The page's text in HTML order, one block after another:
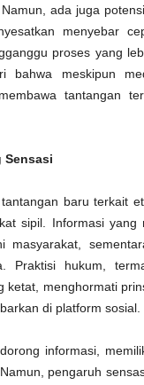
ada juga
menyebar
proses yang
bahwa meskipun
tantangan
Sensasi
baru terkait
sipil. Informasi
masyarakat,
Praktisi hukum,
ketat, menghormati
di platform sosial.
informasi,
pengaruh